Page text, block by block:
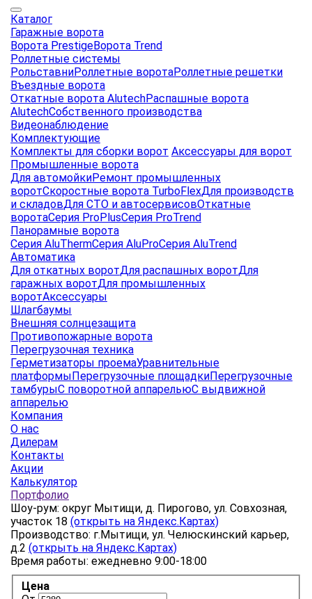
Каталог
Гаражные ворота
Ворота PrestigeВорота Trend
Роллетные системы
РольставниРоллетные воротаРоллетные решетки
Въездные ворота
Откатные ворота AlutechРаспашные ворота
AlutechСобственного производства
Видеонаблюдение
Комплектующие
Комплекты для сборки ворот Аксессуары для ворот
Промышленные ворота
Для автомойкиРемонт промышленных
воротСкоростные ворота TurboFlexДля производств
и складовДля СТО и автосервисовОткатные
воротаСерия ProPlusСерия ProTrend
Панорамные ворота
Серия AluThermСерия AluProСерия AluTrend
Автоматика
Для откатных воротДля распашных воротДля
гаражных воротДля промышленных
воротАксессуары
Шлагбаумы
Внешняя солнцезащита
Противопожарные ворота
Перегрузочная техника
Герметизаторы проемаУравнительные
платформыПерегрузочные площадкиПерегрузочные
тамбурыС поворотной аппарельюС выдвижной
аппарелью
Компания
О нас
Дилерам
Контакты
Акции
Калькулятор
Портфолио
Шоу-рум: округ Мытищи, д. Пирогово, ул. Совхозная,
участок 18 (открыть на Яндекс.Картах)
Производство: г.Мытищи, ул. Челюскинский карьер,
д.2 (открыть на Яндекс.Картах)
Время работы: ежедневно 9:00-18:00
Цена